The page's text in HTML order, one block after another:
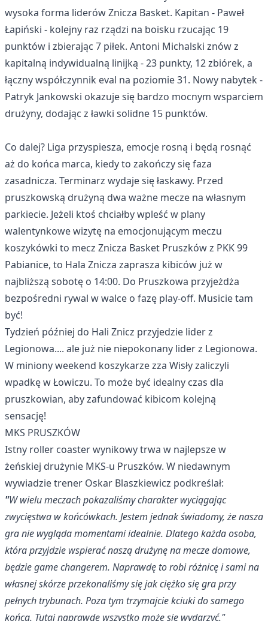
wysoka forma liderów Znicza Basket. Kapitan - Paweł
Łapiński - kolejny raz rządzi na boisku rzucając 19
punktów i zbierając 7 piłek. Antoni Michalski znów z
kapitalną indywidualną linijką - 23 punkty, 12 zbiórek, a
łączny współczynnik eval na poziomie 31. Nowy nabytek -
Patryk Jankowski okazuje się bardzo mocnym wsparciem
drużyny, dodając z ławki solidne 15 punktów.
Co dalej? Liga przyspiesza, emocje rosną i będą rosnąć
aż do końca marca, kiedy to zakończy się faza
zasadnicza. Terminarz wydaje się łaskawy. Przed
pruszkowską drużyną dwa ważne mecze na własnym
parkiecie. Jeżeli ktoś chciałby wpleść w plany
walentynkowe wizytę na emocjonującym meczu
koszykówki to mecz Znicza Basket Pruszków z PKK 99
Pabianice, to Hala Znicza zaprasza kibiców już w
najbliższą sobotę o 14:00. Do Pruszkowa przyjeżdża
bezpośredni rywal w walce o fazę play-off. Musicie tam
być!
Tydzień później do Hali Znicz przyjedzie lider z
Legionowa.... ale już nie niepokonany lider z Legionowa.
W miniony weekend koszykarze zza Wisły zaliczyli
wpadkę w Łowiczu. To może być idealny czas dla
pruszkowian, aby zafundować kibicom kolejną
sensację!
MKS PRUSZKÓW
Istny roller coaster wynikowy trwa w najlepsze w
żeńskiej drużynie MKS-u Pruszków. W niedawnym
wywiadzie trener Oskar Blaszkiewicz podkreślał:
"W wielu meczach pokazaliśmy charakter wyciągając
zwycięstwa w końcówkach. Jestem jednak świadomy, że nasza
gra nie wygląda momentami idealnie. Dlatego każda osoba,
która przyjdzie wspierać naszą drużynę na mecze domowe,
będzie game changerem. Naprawdę to robi różnicę i sami na
własnej skórze przekonaliśmy się jak ciężko się gra przy
pełnych trybunach. Poza tym trzymajcie kciuki do samego
końca. Tutaj naprawdę wszystko może się wydarzyć."